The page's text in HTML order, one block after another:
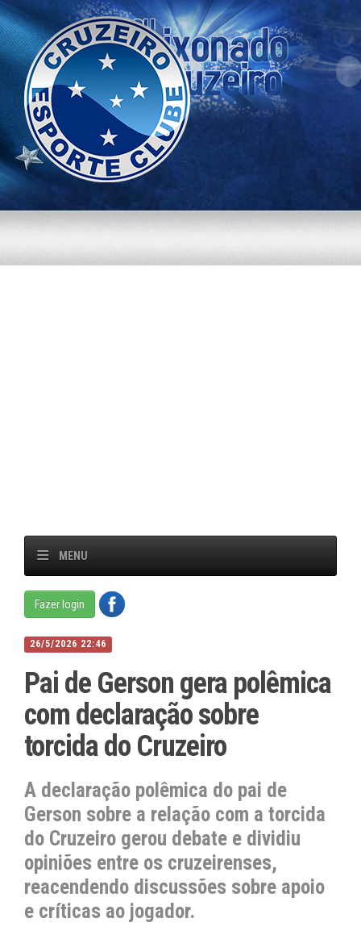
MENU
Fazer login
26/5/2026 22:46
Pai de Gerson gera polêmica
com declaração sobre
torcida do Cruzeiro
A declaração polêmica do pai de
Gerson sobre a relação com a torcida
do Cruzeiro gerou debate e dividiu
opiniões entre os cruzeirenses,
reacendendo discussões sobre apoio
e críticas ao jogador.